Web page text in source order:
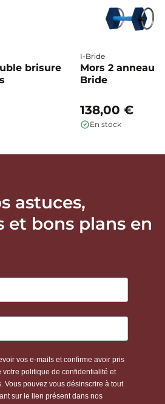
brisure
I-Bride
Mors 2
Bride
138,00 €
En stock
astuces,
et bons plans en